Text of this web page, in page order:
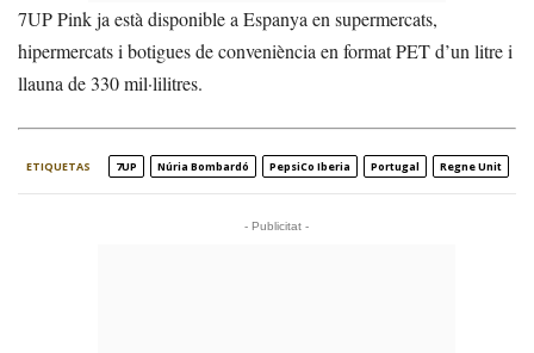
7UP Pink ja està disponible a Espanya en supermercats,
hipermercats i botigues de conveniència en format PET d’un litre i
llauna de 330 mil·lilitres.
ETIQUETAS 7UP Núria Bombardó PepsiCo Iberia Portugal Regne Unit
- Publicitat -